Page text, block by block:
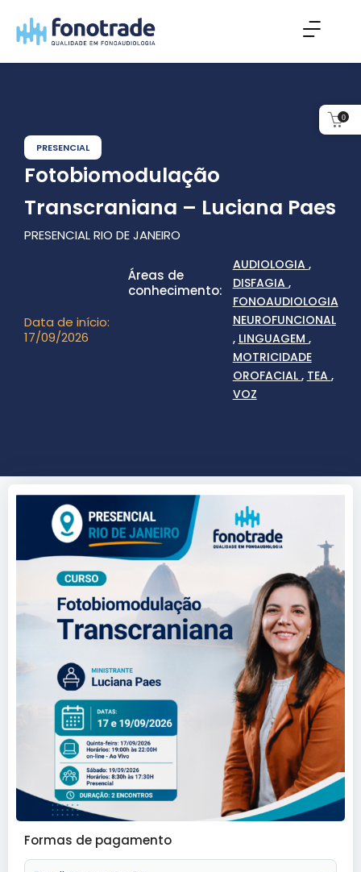
para
conteúdo
PRESENCIAL
Fotobiomodulação
Transcraniana – Luciana Paes
PRESENCIAL RIO DE JANEIRO
Data de início:
17/09/2026
Áreas de
conhecimento:
AUDIOLOGIA ,
DISFAGIA ,
FONOAUDIOLOGIA
NEUROFUNCIONAL
, LINGUAGEM ,
MOTRICIDADE
OROFACIAL , TEA ,
VOZ
Formas de pagamento
Fotobiomodulação
Transcraniana
0